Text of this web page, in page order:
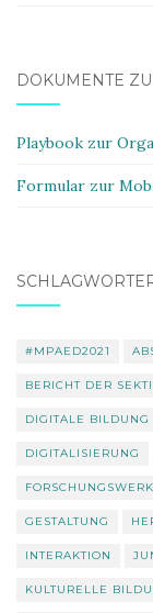
DOKUMENTE
Playbook zur
Formular zur
#MPAED2021
BERICHT DER
DIGITALE BILDUNG
DIGITALISIERUNG
GESTALTUNG
INTERAKTION
KULTURELLE